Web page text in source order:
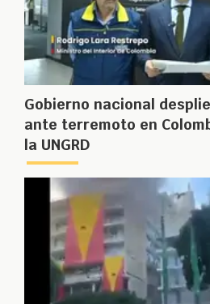
Gobierno nacional
ante terremoto en
la UNGRD